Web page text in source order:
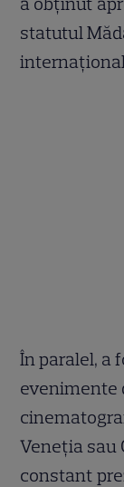
statutul
În paralel, a
evenimente
Veneția sau
constant